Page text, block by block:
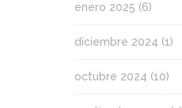
enero 2025 (6)
diciembre 2024 (1)
octubre 2024 (10)